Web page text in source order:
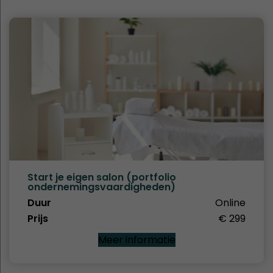
Start je eigen salon (portfolio
ondernemingsvaardigheden)
Duur
Online
Prijs
€ 299
Meer informatie